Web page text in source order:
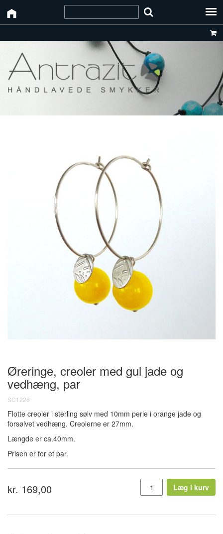
Øreringe, creoler med gul jade og
vedhæng, par
SC1226
Flotte creoler i sterling sølv med 10mm perle i orange jade og
forsølvet vedhæng. Creolerne er 27mm.
Længde er ca.40mm.
Prisen er for et par.
kr. 169,00 Læg i kurv